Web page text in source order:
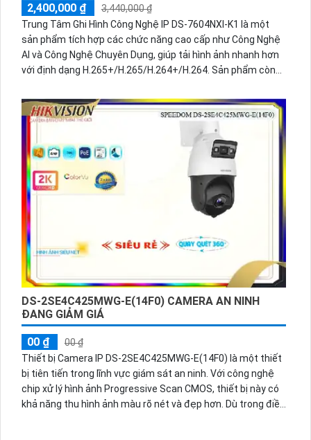
2,400,000 ₫
3,440,000 ₫
Trung Tâm Ghi Hình Công Nghệ IP DS-7604NXI-K1 là một
sản phẩm tích hợp các chức năng cao cấp như Công Nghệ
AI và Công Nghệ Chuyên Dụng, giúp tải hình ảnh nhanh hơn
với định dạng H.265+/H.265/H.264+/H.264. Sản phẩm còn
ảnh thiếu sáng và băng thông 80 Mbps cho hình ảnh xem
ban đêm sáng đẹp. Sản phẩm còn đi kèm với 1 HDD để lưu
trữ dữ liệu.
DS-2SE4C425MWG-E(14F0) CAMERA AN NINH
ĐANG GIẢM GIÁ
00 ₫
00 ₫
Thiết bị Camera IP DS-2SE4C425MWG-E(14F0) là một thiết
bị tiên tiến trong lĩnh vực giám sát an ninh. Với công nghệ
chip xử lý hình ảnh Progressive Scan CMOS, thiết bị này có
khả năng thu hình ảnh màu rõ nét và đẹp hơn. Dù trong điều